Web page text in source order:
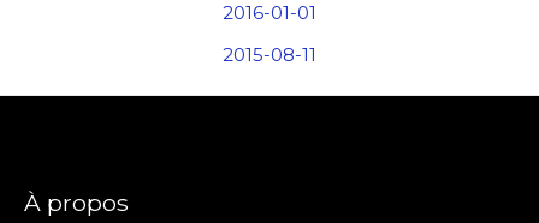
2016-01-01
2015-08-11
À propos